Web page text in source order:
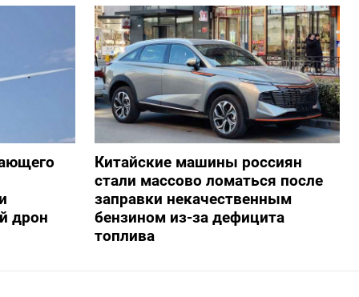
дрон
Китайские машины россиян
стали массово ломаться после
заправки некачественным
бензином из-за дефицита
топлива